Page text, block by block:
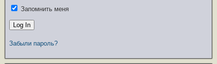
Запомнить меня
Забыли пароль?